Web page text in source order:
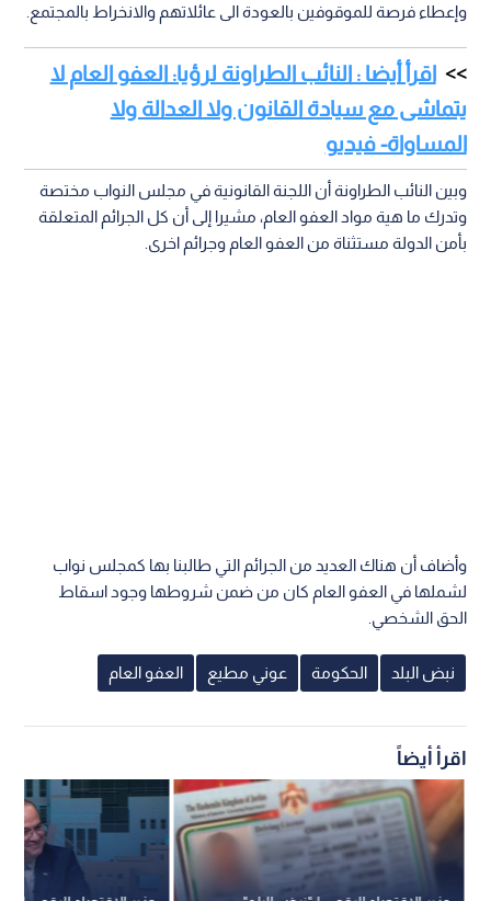
وإعطاء فرصة للموقوفين بالعودة الى عائلاتهم والانخراط بالمجتمع.
اقرأ أيضا : النائب الطراونة لرؤيا: العفو العام لا
يتماشى مع سيادة القانون ولا العدالة ولا
المساواة- فيديو
وبين النائب الطراونة أن اللجنة القانونية في مجلس النواب مختصة
وتدرك ما هية مواد العفو العام، مشيرا إلى أن كل الجرائم المتعلقة
بأمن الدولة مستثناة من العفو العام وجرائم اخرى.
وأضاف أن هناك العديد من الجرائم التي طالبنا بها كمجلس نواب
لشملها في العفو العام كان من ضمن شروطها وجود اسقاط
الحق الشخصي.
نبض البلد الحكومة عوني مطيع العفو العام
اقرأ أيضاً